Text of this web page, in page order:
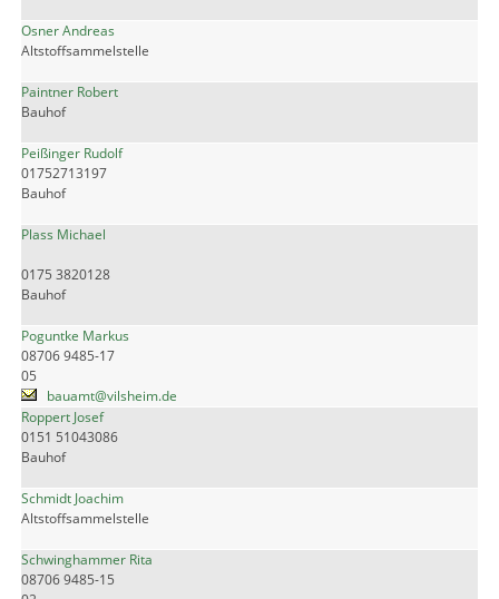
Osner Andreas
Altstoffsammelstelle
Paintner Robert
Bauhof
Peißinger Rudolf
01752713197
Bauhof
Plass Michael
0175 3820128
Bauhof
Poguntke Markus
08706 9485-17
05
bauamt@vilsheim.de
Roppert Josef
0151 51043086
Bauhof
Schmidt Joachim
Altstoffsammelstelle
Schwinghammer Rita
08706 9485-15